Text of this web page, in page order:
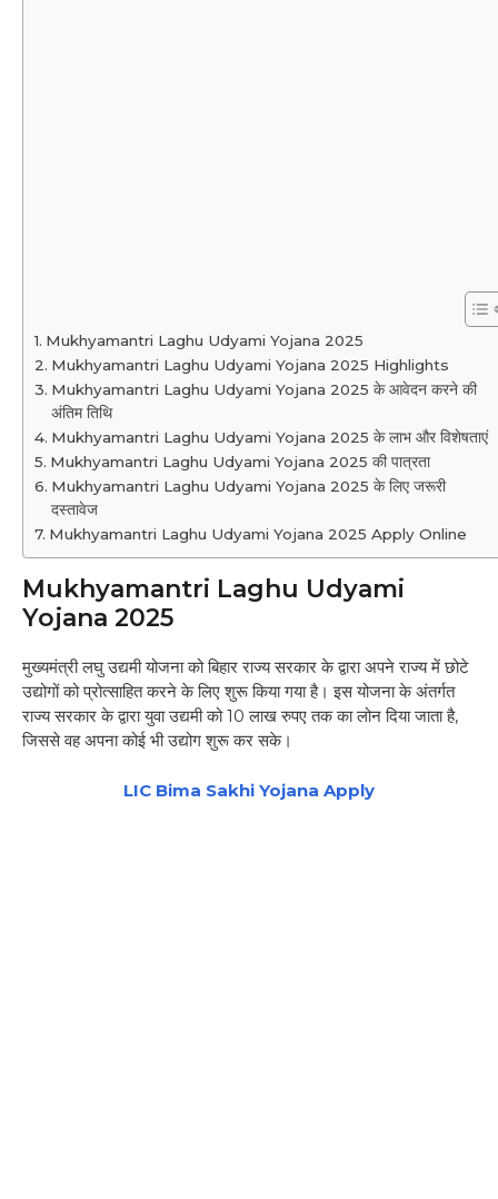
Mukhyamantri Laghu Udyami Yojana 2025
Mukhyamantri Laghu Udyami Yojana 2025 Highlights
Mukhyamantri Laghu Udyami Yojana 2025 के आवेदन करने की
अंतिम तिथि
Mukhyamantri Laghu Udyami Yojana 2025 के लाभ और विशेषताएं
Mukhyamantri Laghu Udyami Yojana 2025 की पात्रता
Mukhyamantri Laghu Udyami Yojana 2025 के लिए जरूरी
दस्तावेज
Mukhyamantri Laghu Udyami Yojana 2025 Apply Online
Mukhyamantri Laghu Udyami
Yojana 2025
मुख्यमंत्री लघु उद्यमी योजना को बिहार राज्य सरकार के द्वारा अपने राज्य में छोटे
उद्योगों को प्रोत्साहित करने के लिए शुरू किया गया है। इस योजना के अंतर्गत
राज्य सरकार के द्वारा युवा उद्यमी को 10 लाख रुपए तक का लोन दिया जाता है,
जिससे वह अपना कोई भी उद्योग शुरू कर सके।
LIC Bima Sakhi Yojana Apply